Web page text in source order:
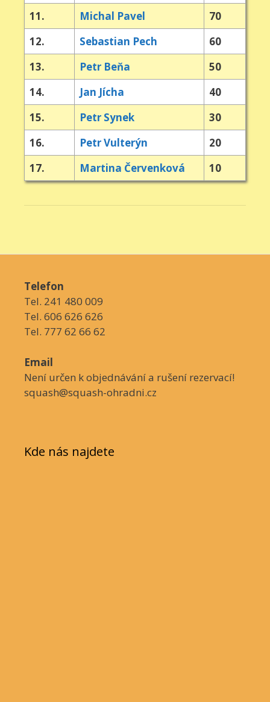
11.
Michal Pavel
70
12.
Sebastian Pech
60
13.
Petr Beňa
50
14.
Jan Jícha
40
15.
Petr Synek
30
16.
Petr Vulterýn
20
17.
Martina Červenková 10
Telefon
Tel. 241 480 009
Tel. 606 626 626
Tel. 777 62 66 62
Email
Není určen k objednávání a rušení rezervací!
squash@squash-ohradni.cz
Kde nás najdete